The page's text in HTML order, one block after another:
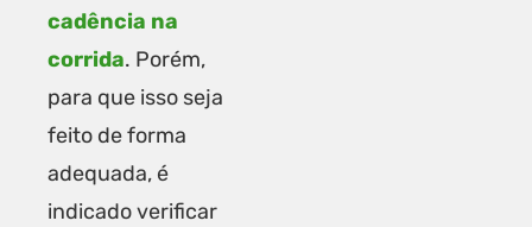
cadência na
corrida. Porém,
para que isso seja
feito de forma
adequada, é
indicado verificar